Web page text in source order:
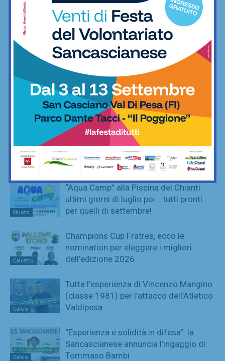
Nuoto
ragazzi anche a settembre
Anastasia Chechi, figlia di Jury,
convocata nella Nazionale Young
Riders agli Europei di equitazione
SportLab21 non va in vacanza: palestra
aperta per tutto il mese di agosto
Calcetto
Champions Cup Fratres, ecco tutti i
premi individuali dell’edizione 2026. Fra
Palloni d’Oro e…
Nuoto
“Aqua Camp” alla Piscina del Chianti:
ultimi giorni di luglio poi… tutti pronti
per quelli di settembre!
Calcetto
Champions Cup Fratres, ecco le
nomination per eleggere i migliori
dell’edizione 2026
Calcio
Tutta l’esperienza di Vincenzo Mangino
(classe 1981) per l’attacco dell’Atletico
Valdipesa
Calcio
“Esperienza e solidità in difesa”: la
Sancascianese annuncia l’ingaggio di
Tommaso Bambi